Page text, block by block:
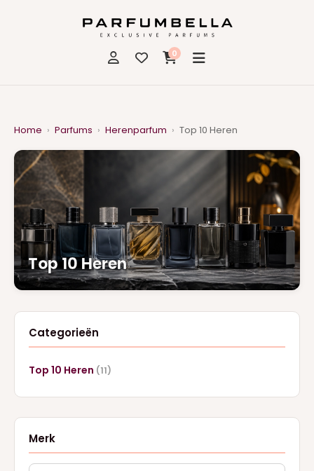
0
Home › Parfums › Herenparfum › Top 10 Heren
Top 10 Heren
Categorieën
Top 10 Heren (11)
Merk